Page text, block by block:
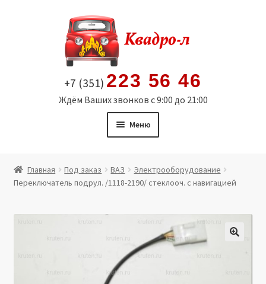
содержимому
+7 (351) 223 56 46
Ждём Ваших звонков с 9:00 до 21:00
Меню
Витрина
Мой аккаунт
Политика в отношении обработки персональных
Главная Под заказ ВАЗ
Электрооборудование
Переключатель подрул. /1118-2190/ стеклооч. с навигацией